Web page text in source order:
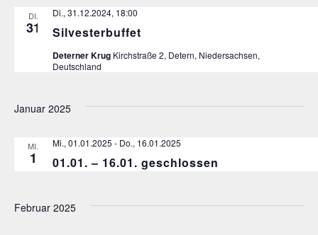
DI.
31 Silvesterbuffet
Di., 31.12.2024, 18:00
Deterner Krug Kirchstraße 2, Detern, Niedersachsen,
Deutschland
Januar 2025
MI.
1 01.01. – 16.01. geschlossen
Mi., 01.01.2025 - Do., 16.01.2025
Februar 2025